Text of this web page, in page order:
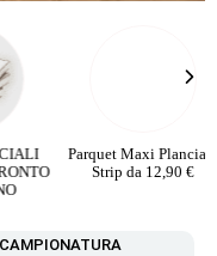
Parquet Maxi Plancia 3
Strip da 12,90 €
CAMPIONATURA